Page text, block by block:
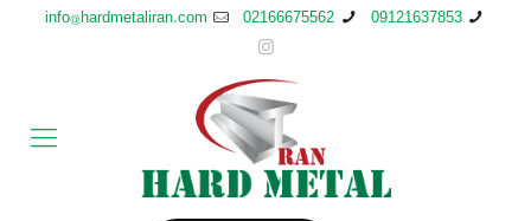
09121637853
02166675562
info@hardmetaliran.com